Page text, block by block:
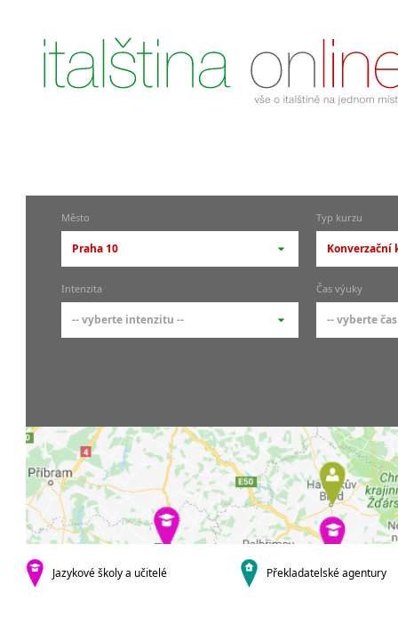
Město
Praha 10
-- vyberte město --
pražské městské části
Praha 7
Praha 9
Praha 10
krajská města
Brno
Plzeň
malá města podle abecedy
Typ kurzu
-- vyberte
kurzy s
Online
Letní
Intenzita
-- vyberte intenzitu --
9-14 hodin týdně
20 a více hodin týdně
Čas výuky
-- vyberte
Večerní
Noční
Jazykové školy a učitelé Překladatelské agentury